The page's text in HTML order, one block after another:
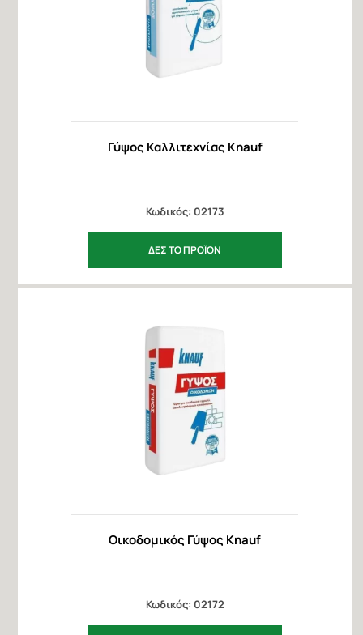
Γύψος Καλλιτεχνίας Knauf
Κωδικός: 02173
ΔΕΣ ΤΟ ΠΡΟΪΟΝ
Οικοδομικός Γύψος Knauf
Κωδικός: 02172